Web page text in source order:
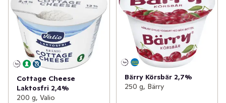
Cottage Cheese
Laktosfri 2,4%
200 g, Valio
Bärry Körsbär 2,7%
250 g, Bärry